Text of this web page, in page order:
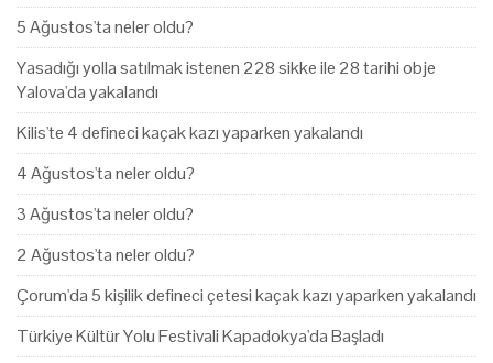
5 Ağustos'ta neler oldu?
Yasadığı yolla satılmak istenen 228 sikke ile 28 tarihi obje
Yalova'da yakalandı
Kilis'te 4 defineci kaçak kazı yaparken yakalandı
4 Ağustos'ta neler oldu?
3 Ağustos'ta neler oldu?
2 Ağustos'ta neler oldu?
Çorum'da 5 kişilik defineci çetesi kaçak kazı yaparken yakalandı
Türkiye Kültür Yolu Festivali Kapadokya'da Başladı